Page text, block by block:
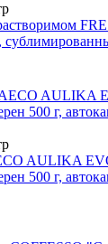
AULIKA
500 г,